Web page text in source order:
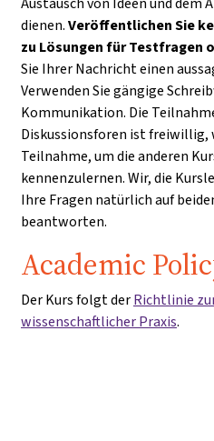
dienen.Veröffentlichen Sie
zu Lösungen für Testfragen
Sie Ihrer Nachricht einen
Verwenden Sie gängige
Kommunikation. Die
Diskussionsforen ist freiwillig,
Teilnahme, um die anderen
kennenzulernen. Wir, die
Ihre Fragen natürlich auf
beantworten.
Academic
Der Kurs folgt derRichtlinie
wissenschaftlicher Praxis.